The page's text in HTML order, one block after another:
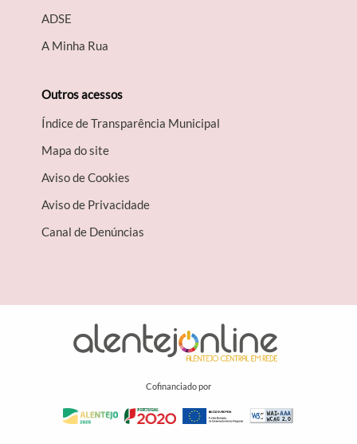
A​DSE
A Minha Rua
Outros acessos
Índice de Transparência Municipal
Mapa do site
Aviso de Cookies
Aviso de Privacidade
Canal de Denúncias
Cofinanciado por